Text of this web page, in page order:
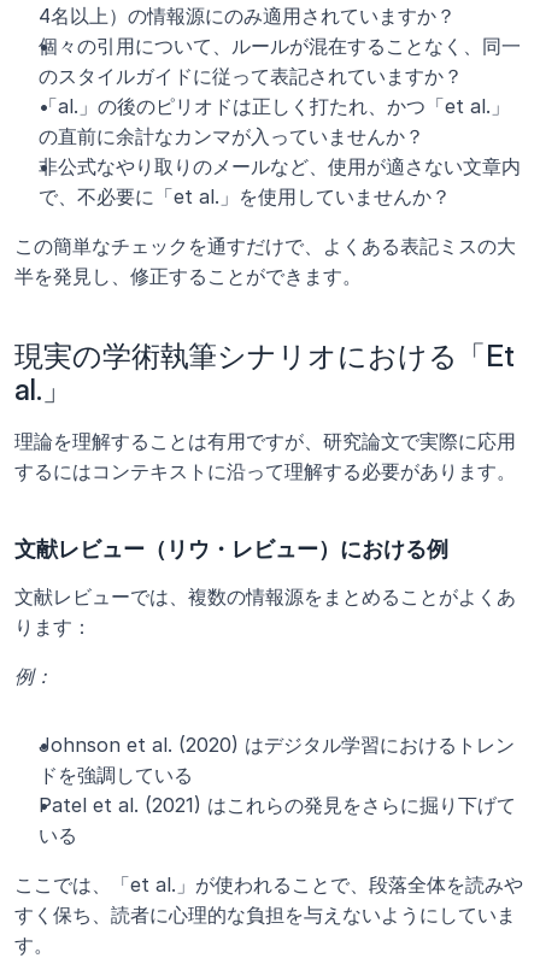
4名以上）の情報源にのみ適用されていますか？
個々の引用について、ルールが混在することなく、同一
のスタイルガイドに従って表記されていますか？
「al.」の後のピリオドは正しく打たれ、かつ「et al.」
の直前に余計なカンマが入っていませんか？
非公式なやり取りのメールなど、使用が適さない文章内
で、不必要に「et al.」を使用していませんか？
この簡単なチェックを通すだけで、よくある表記ミスの大
半を発見し、修正することができます。
現実の学術執筆シナリオにおける「Et
al.」
理論を理解することは有用ですが、研究論文で実際に応用
するにはコンテキストに沿って理解する必要があります。
文献レビュー（リウ・レビュー）における例
文献レビューでは、複数の情報源をまとめることがよくあ
ります：
例：
Johnson et al. (2020) はデジタル学習におけるトレン
ドを強調している
Patel et al. (2021) はこれらの発見をさらに掘り下げて
いる
ここでは、「et al.」が使われることで、段落全体を読みや
すく保ち、読者に心理的な負担を与えないようにしていま
す。